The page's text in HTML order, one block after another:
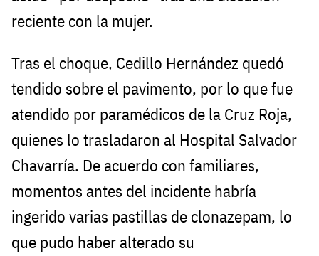
reciente con la mujer.
Tras el choque, Cedillo Hernández quedó
tendido sobre el pavimento, por lo que fue
atendido por paramédicos de la Cruz Roja,
quienes lo trasladaron al Hospital Salvador
Chavarría. De acuerdo con familiares,
momentos antes del incidente habría
ingerido varias pastillas de clonazepam, lo
que pudo haber alterado su